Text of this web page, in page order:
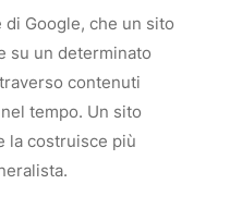
Google, che un sito
su un determinato
contenuti
tempo. Un sito
la costruisce più